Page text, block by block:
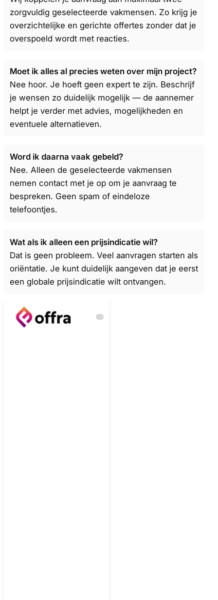
zorgvuldig geselecteerde vakmensen. Zo krijg je
overzichtelijke en gerichte offertes zonder dat je
overspoeld wordt met reacties.
Moet ik alles al precies weten over mijn project?
Nee hoor. Je hoeft geen expert te zijn. Beschrijf
je wensen zo duidelijk mogelijk — de aannemer
helpt je verder met advies, mogelijkheden en
eventuele alternatieven.
Word ik daarna vaak gebeld?
Nee. Alleen de geselecteerde vakmensen
nemen contact met je op om je aanvraag te
bespreken. Geen spam of eindeloze
telefoontjes.
Wat als ik alleen een prijsindicatie wil?
Dat is geen probleem. Veel aanvragen starten als
oriëntatie. Je kunt duidelijk aangeven dat je eerst
een globale prijsindicatie wilt ontvangen.